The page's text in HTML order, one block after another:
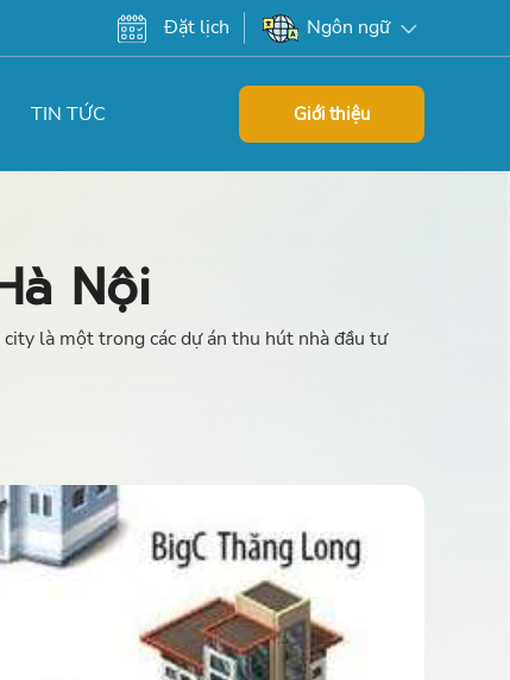
Đặt lịch Ngôn ngữ
TIN TỨC Giới thiệu
Nội
là một trong các dự án thu hút nhà đầu tư